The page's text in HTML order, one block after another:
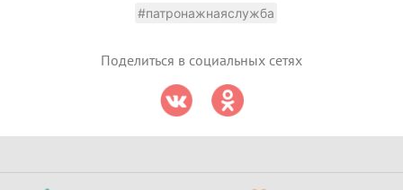
#патронажнаяслужба
Поделиться в социальных сетях